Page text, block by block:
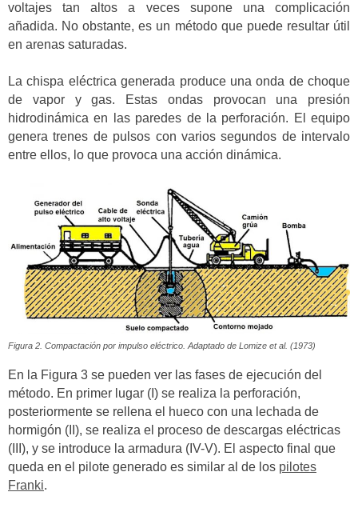
voltajes tan altos a veces supone una complicación
añadida. No obstante, es un método que puede resultar útil
en arenas saturadas.
La chispa eléctrica generada produce una onda de choque
de vapor y gas. Estas ondas provocan una presión
hidrodinámica en las paredes de la perforación. El equipo
genera trenes de pulsos con varios segundos de intervalo
entre ellos, lo que provoca una acción dinámica.
Figura 2. Compactación por impulso eléctrico. Adaptado de Lomize et al. (1973)
En la Figura 3 se pueden ver las fases de ejecución del
método. En primer lugar (I) se realiza la perforación,
posteriormente se rellena el hueco con una lechada de
hormigón (II), se realiza el proceso de descargas eléctricas
(III), y se introduce la armadura (IV-V). El aspecto final que
queda en el pilote generado es similar al de los pilotes
Franki.